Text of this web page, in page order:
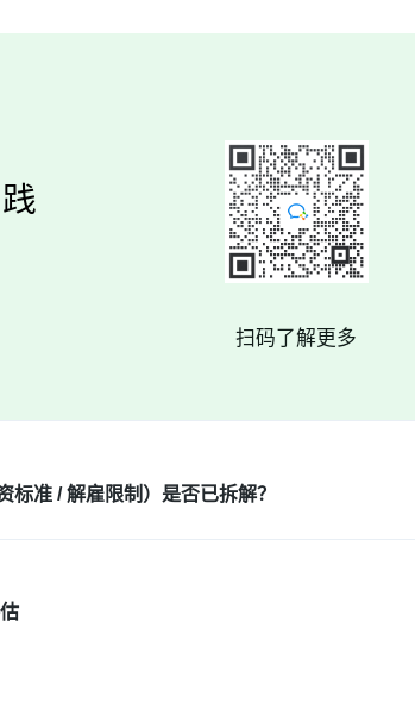
扫码了解更多
准 / 解雇限制）是否已拆解？